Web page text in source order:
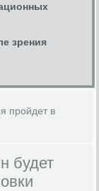
зрения
пройдет в
будет